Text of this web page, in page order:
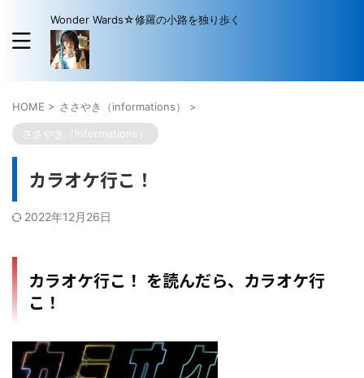
Wonder Wards☆修羅の小路を独り歩く
HOME > ささやき（informations） >
ささやき（informations）
カラオケ行こ！
2022年12月26日
カラオケ行こ！ を読んだら、カラオケ行
こ！